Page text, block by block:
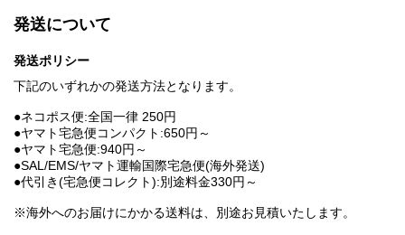
発送について
発送ポリシー
下記のいずれかの発送方法となります。
●ネコポス便:全国一律 250円
●ヤマト宅急便コンパクト:650円～
●ヤマト宅急便:940円～
●SAL/EMS/ヤマト運輸国際宅急便(海外発送)
●代引き(宅急便コレクト):別途料金330円～
※海外へのお届けにかかる送料は、別途お見積いたします。